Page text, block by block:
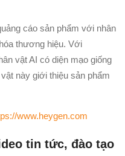
cáo sản phẩm với nhân
thương hiệu. Với
vật AI có diện mạo giống
này giới thiệu sản phẩm
www.heygen.com
tin tức, đào tạo